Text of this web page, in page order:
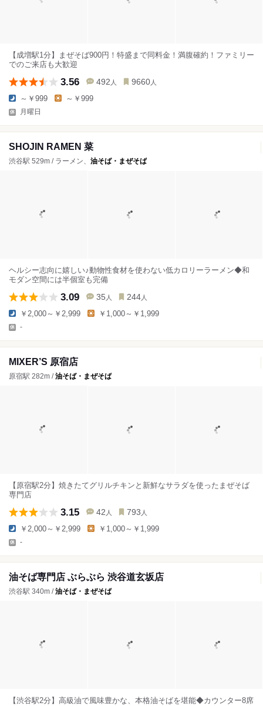
【成増駅1分】まぜそば900円！特盛まで同料金！満腹確約！ファミリー
でのご来店も大歓迎
3.56 492 人 9660 人
～￥999 ～￥999
月曜日
SHOJIN RAMEN 菜
渋谷駅 529m / ラーメン、 油そば・まぜそば
ヘルシー志向に嬉しい♪動物性食材を使わない低カロリーラーメン◆和
モダン空間には半個室も完備
3.09 35 人 244 人
￥2,000～￥2,999 ￥1,000～￥1,999
-
MIXER’S 原宿店
原宿駅 282m /油そば・まぜそば
【原宿駅2分】焼きたてグリルチキンと新鮮なサラダを使ったまぜそば
専門店
3.15 42 人 793 人
￥2,000～￥2,999 ￥1,000～￥1,999
-
油そば専門店 ぶらぶら 渋谷道玄坂店
渋谷駅 340m /油そば・まぜそば
【渋谷駅2分】高級油で風味豊かな、本格油そばを堪能◆カウンター8席